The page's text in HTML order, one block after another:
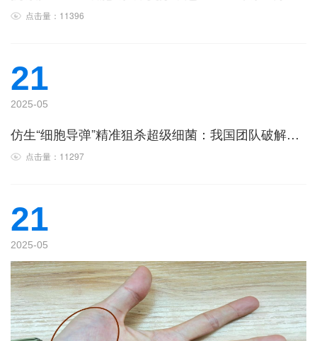
点击量：11396
21
2025-05
仿生“细胞导弹”精准狙杀超级细菌：我国团队破解抗生素失效难题
点击量：11297
21
2025-05